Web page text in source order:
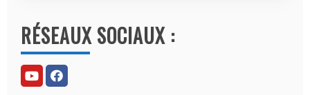
t
e
r
n
RÉSEAUX SOCIAUX :